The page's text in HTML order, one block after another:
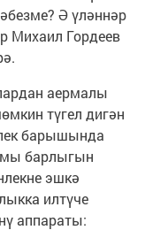
Ә үләннәр
Михаил Гордеев
аермалы
түгел дигән
барышында
барлыгын
эшкә
илтүче
аппараты: